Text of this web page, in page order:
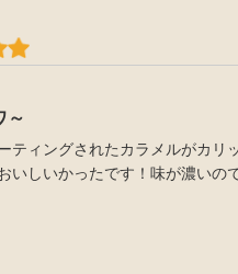
～
ティングされたカラメルがカ
いしいかったです！味が濃いの